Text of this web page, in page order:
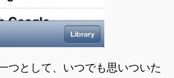
つとして、いつでも思いついた